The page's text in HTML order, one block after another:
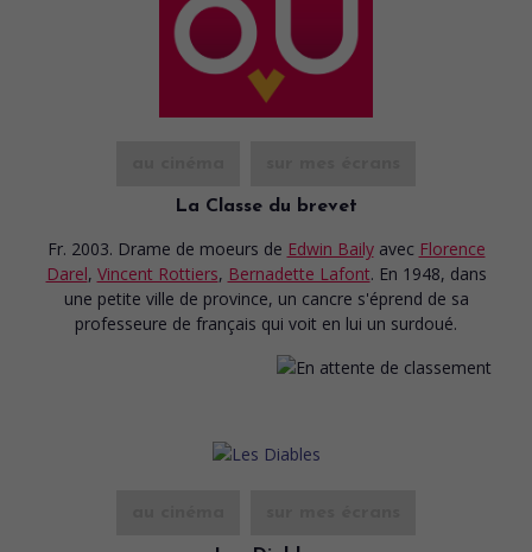
La Classe du brevet
Fr. 2003. Drame de moeurs de Edwin Baily avec Florence
Darel, Vincent Rottiers, Bernadette Lafont. En 1948, dans
une petite ville de province, un cancre s'éprend de sa
professeure de français qui voit en lui un surdoué.